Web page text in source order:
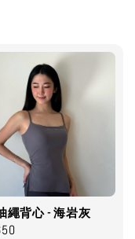
繩背心 - 海岩灰